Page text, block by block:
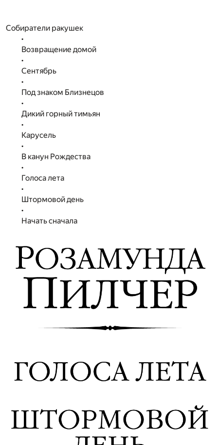
Собиратели ракушек
•
Возвращение домой
•
Сентябрь
•
Под знаком Близнецов
•
Дикий горный тимьян
•
Карусель
•
В канун Рождества
•
Голоса лета
•
Штормовой день
•
Начать сначала